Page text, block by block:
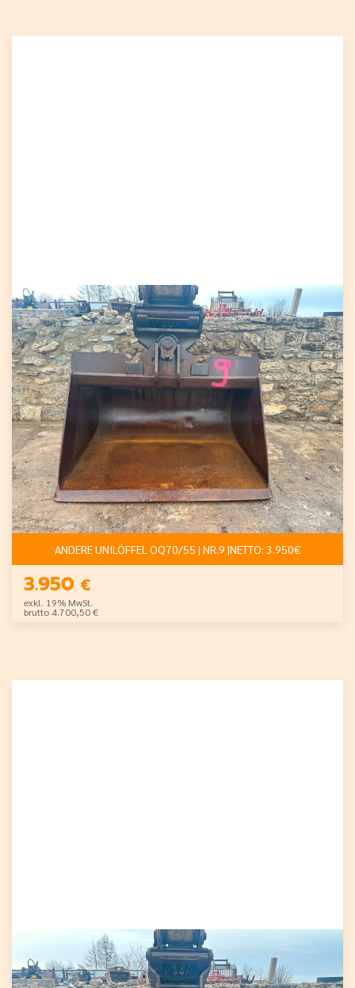
ANDERE UNILÖFFEL OQ70/55 | NR.9 |NETTO: 3.950€
3.950 €
exkl. 19% MwSt.
brutto 4.700,50 €